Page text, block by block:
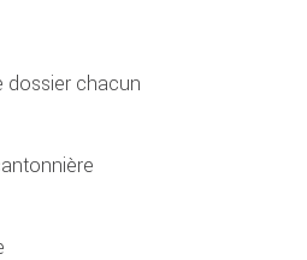
dossier chacun